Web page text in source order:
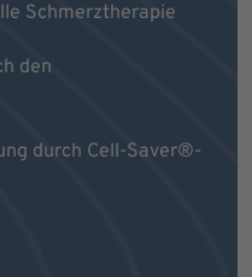
Schmerztherapie
den
durch Cell-Saver®-